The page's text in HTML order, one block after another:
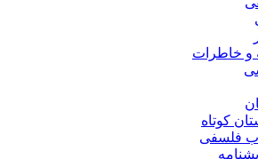
و خاطرات
کوتاه
فلسفی